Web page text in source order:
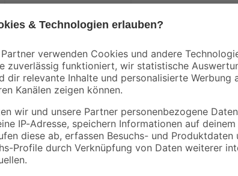
21 , € 24
Der Artikel ist außerdem vor
und Wartungsaufwand, weil er
beläuft sich vertikal auf 200 mm
der Höhe und 1400 cm in der